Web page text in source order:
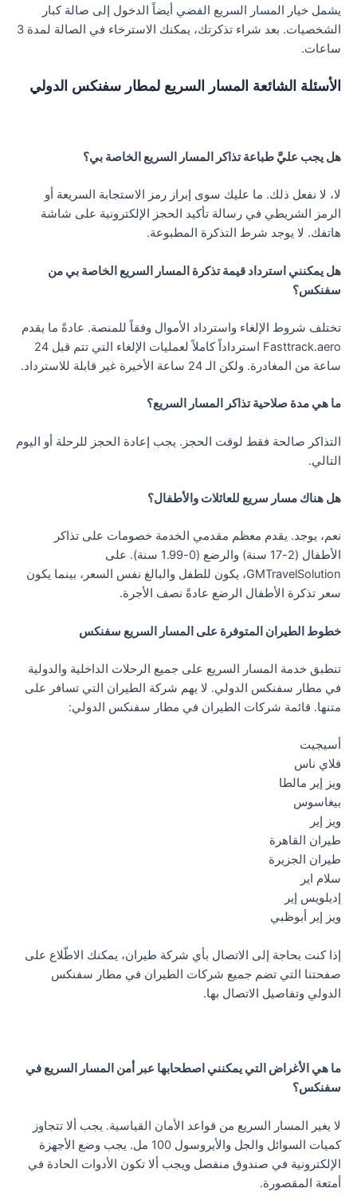
يشمل خيار المسار السريع الفضي أيضاً الدخول إلى صالة كبار
الشخصيات. بعد شراء تذكرتك، يمكنك الاسترخاء في الصالة لمدة 3
ساعات.
الأسئلة الشائعة المسار السريع لمطار سفنكس الدولي
هل يجب عليَّ طباعة تذاكر المسار السريع الخاصة بي؟
لا، لا نفعل ذلك. ما عليك سوى إبراز رمز الاستجابة السريعة أو
الرمز الشريطي في رسالة تأكيد الحجز الإلكترونية على شاشة
هاتفك. لا يوجد شرط التذكرة المطبوعة.
هل يمكنني استرداد قيمة تذكرة المسار السريع الخاصة بي من
سفنكس؟
تختلف شروط الإلغاء واسترداد الأموال وفقاً للمنصة. عادةً ما يقدم
Fasttrack.aero استرداداً كاملاً لعمليات الإلغاء التي تتم قبل 24
ساعة من المغادرة. ولكن الـ 24 ساعة الأخيرة غير قابلة للاسترداد.
ما هي مدة صلاحية تذاكر المسار السريع؟
التذاكر صالحة فقط لوقت الحجز. يجب إعادة الحجز للرحلة أو اليوم
التالي.
هل هناك مسار سريع للعائلات والأطفال؟
نعم، يوجد. يقدم معظم مقدمي الخدمة خصومات على تذاكر
الأطفال (2-17 سنة) والرضع (0-1.99 سنة). على
GMTravelSolution، يكون للطفل والبالغ نفس السعر، بينما يكون
سعر تذكرة الأطفال الرضع عادةً نصف الأجرة.
خطوط الطيران المتوفرة على المسار السريع سفنكس
تنطبق خدمة المسار السريع على جميع الرحلات الداخلية والدولية
في مطار سفنكس الدولي. لا يهم شركة الطيران التي تسافر على
متنها. قائمة شركات الطيران في مطار سفنكس الدولي:
أسيجيت
فلاي ناس
ويز إير مالطا
بيغاسوس
ويز إير
طيران القاهرة
طيران الجزيرة
سلام اير
إديلويس إير
ويز إير أبوظبي
إذا كنت بحاجة إلى الاتصال بأي شركة طيران، يمكنك الاطّلاع على
صفحتنا التي تضم جميع شركات الطيران في مطار سفنكس
الدولي وتفاصيل الاتصال بها.
ما هي الأغراض التي يمكنني اصطحابها عبر أمن المسار السريع في
سفنكس؟
لا يغير المسار السريع من قواعد الأمان القياسية. يجب ألا تتجاوز
كميات السوائل والجل والأيروسول 100 مل. يجب وضع الأجهزة
الإلكترونية في صندوق منفصل ويجب ألا تكون الأدوات الحادة في
أمتعة المقصورة.